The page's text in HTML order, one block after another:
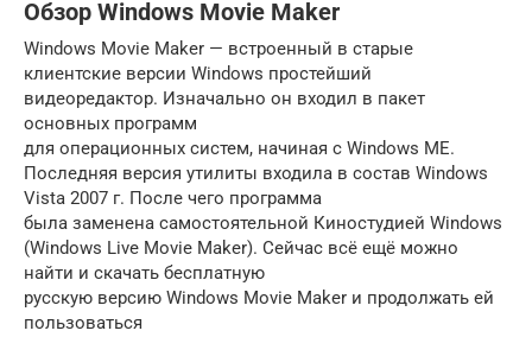
Обзор Windows Movie Maker
Windows Movie Maker — встроенный в старые
клиентские версии Windows простейший
видеоредактор. Изначально он входил в пакет
основных программ
для операционных систем, начиная с Windows ME.
Последняя версия утилиты входила в состав Windows
Vista 2007 г. После чего программа
была заменена самостоятельной Киностудией Windows
(Windows Live Movie Maker). Cейчас всё ещё можно
найти и скачать бесплатную
русскую версию Windows Movie Maker и продолжать ей
пользоваться